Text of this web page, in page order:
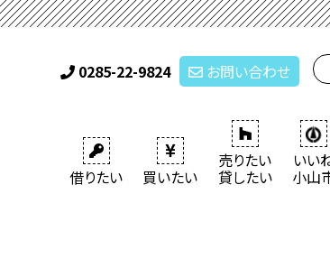
0285-22-9824 お問い合わせ
借りたい 買いたい
売りたい
貸したい
いい
小山